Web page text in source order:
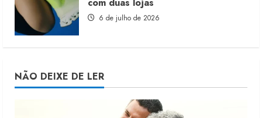
6 de julho de 2026
NÃO DEIXE DE LER